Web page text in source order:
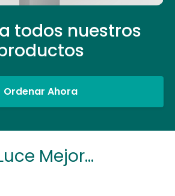
todos nuestros
Ordenar Ahora
Mejor...